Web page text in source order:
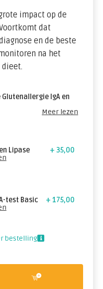
impact op de
dat
en de beste
na het
Glutenallergie IgA en
Meer lezen
Lipase
+ 35,00
test Basic
+ 175,00
bestelling